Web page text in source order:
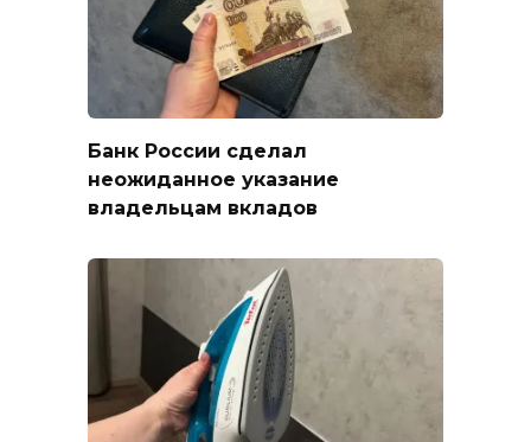
Банк России сделал
неожиданное указание
владельцам вкладов